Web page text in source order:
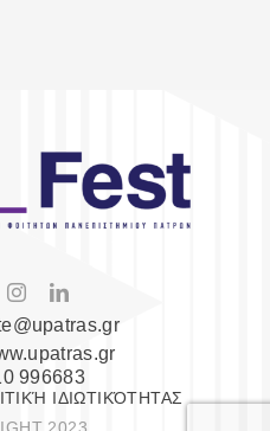
996683
ΙΔΙΩΤΙΚΌΤΗΤΑΣ
2023